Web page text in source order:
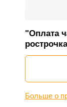
"Оплата
Больше о